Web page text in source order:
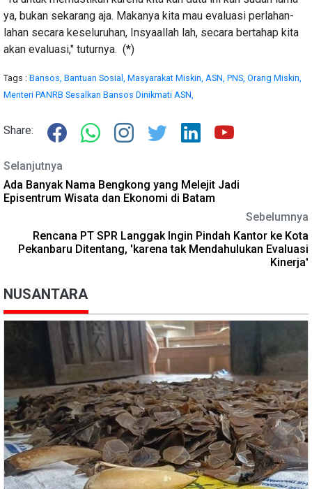
ya, bukan sekarang aja. Makanya kita mau evaluasi perlahan-
lahan secara keseluruhan, Insyaallah lah, secara bertahap kita
akan evaluasi," tuturnya. (*)
Tags : Bansos, Bantuan Sosial, Masyarakat Miskin, ASN, PNS, Orang Miskin,
Menteri PANRB Sesalkan Bansos Dinikmati ASN,
Share:
Selanjutnya
Ada Banyak Nama Bengkong yang Melejit Jadi
Episentrum Wisata dan Ekonomi di Batam
Sebelumnya
Rencana PT SPR Langgak Ingin Pindah Kantor ke Kota
Pekanbaru Ditentang, 'karena tak Mendahulukan Evaluasi
Kinerja'
NUSANTARA